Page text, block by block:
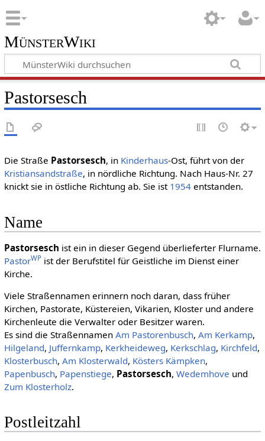
MünsterWiki
Pastorsesch
Die Straße Pastorsesch, in Kinderhaus-Ost, führt von der
Kristiansandstraße, in nördliche Richtung. Nach Haus-Nr. 27
knickt sie in östliche Richtung ab. Sie ist 1954entstanden.
Name
Pastorsesch ist ein in dieser Gegend überlieferter Flurname.
PastorWPist der Berufstitel für Geistliche im Dienst einer
Kirche.
Viele Straßennamen erinnern noch daran, dass früher
Kirchen, Pastorate, Küstereien, Vikarien, Kloster und andere
Kirchenleute die Verwalter oder Besitzer waren.
Es sind die Straßennamen Am Pastorenbusch, Am Kerkamp,
Hilgeland, Juffernkamp, Kerkheideweg, Kerkschlag, Kirchfeld,
Klosterbusch, Am Klosterwald, Kösters Kämpken,
Papenbusch, Papenstiege, Pastorsesch, Wedemhove und
Zum Klosterholz.
Postleitzahl